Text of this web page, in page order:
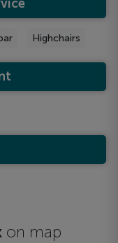
Highchairs
on map